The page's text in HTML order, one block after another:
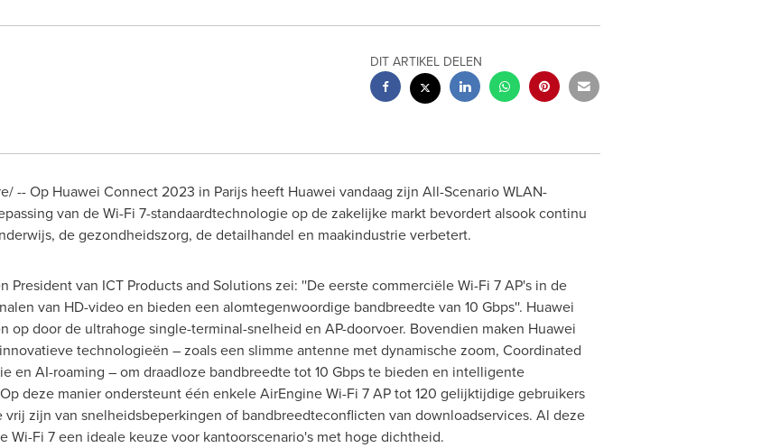
DIT ARTIKEL DELEN
-- Op Huawei Connect 2023 in Parijs heeft Huawei vandaag zijn All-Scenario WLAN-
van de Wi-Fi 7-standaardtechnologie op de zakelijke markt bevordert alsook continu
de gezondheidszorg, de detailhandel en maakindustrie verbetert.
President van ICT Products and Solutions zei: ''De eerste commerciële Wi-Fi 7 AP's in de
van HD-video en bieden een alomtegenwoordige bandbreedte van 10 Gbps''. Huawei
op door de ultrahoge single-terminal-snelheid en AP-doorvoer. Bovendien maken Huawei
technologieën – zoals een slimme antenne met dynamische zoom, Coordinated
en AI-roaming – om draadloze bandbreedte tot 10 Gbps te bieden en intelligente
deze manier ondersteunt één enkele AirEngine Wi-Fi 7 AP tot 120 gelijktijdige gebruikers
zijn van snelheidsbeperkingen of bandbreedteconflicten van downloadservices. Al deze
Wi-Fi 7 een ideale keuze voor kantoorscenario's met hoge dichtheid.